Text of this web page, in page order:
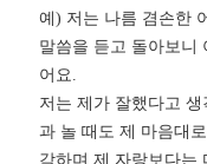
예) 저는 나름 겸손한
말씀을 듣고 돌아보니
어요
저는 제가 잘했다고
과 놀 때도 제 마음대
각하며 제 자랑보다는